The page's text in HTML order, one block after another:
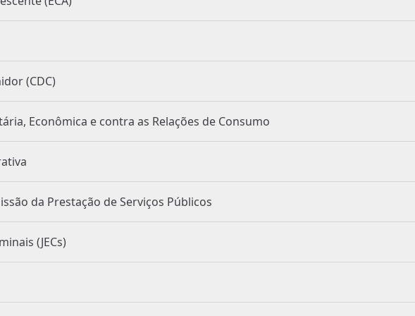
(CDC)
Tributária, Econômica e contra as Relações de Consumo
e Permissão da Prestação de Serviços Públicos
Criminais (JECs)